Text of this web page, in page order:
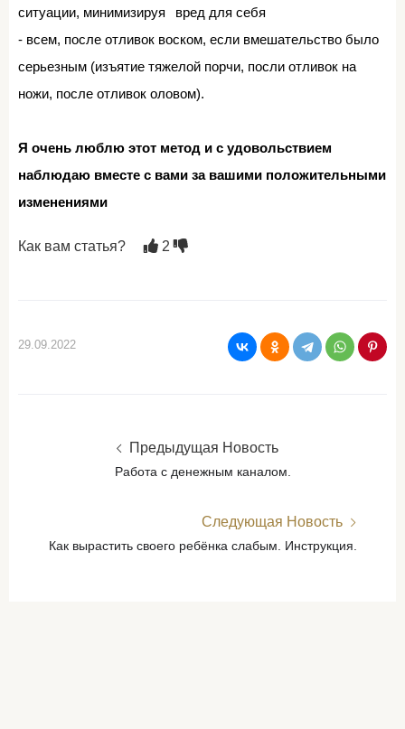
ситуации, минимизируя⠀вред для себя⁣⁣⠀
- всем, после отливок воском, если вмешательство было
серьезным (изъятие тяжелой порчи, посли отливок на
ножи, после отливок оловом).⁣⁣⠀
Я очень люблю этот метод и с удовольствием
наблюдаю вместе с вами за вашими положительными
изменениями
Как вам статья? 2
29.09.2022
Предыдущая Новость
Работа с денежным каналом.
Следующая Новость
Как вырастить своего ребёнка слабым. Инструкция.